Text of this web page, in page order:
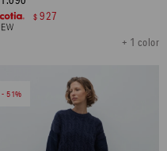
+ 1 color
$ 927
51